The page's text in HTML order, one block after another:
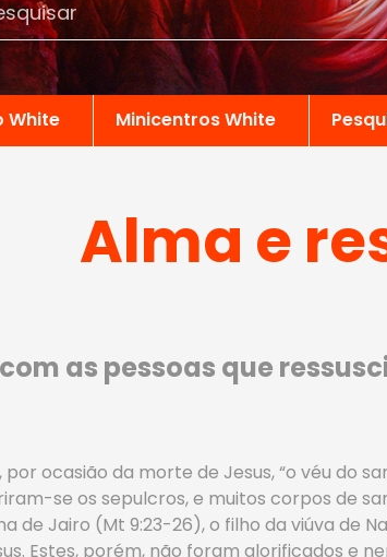
White Minicentros White
Alma e
as pessoas que
por ocasião da morte de Jesus, “o véu
se os sepulcros, e muitos corpos de
de Jairo (Mt 9:23-26), o filho da viúva de
Estes, porém, não foram glorificados e